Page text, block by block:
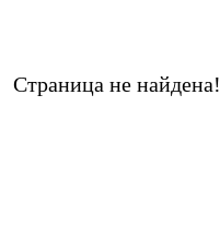
Страница не найдена!